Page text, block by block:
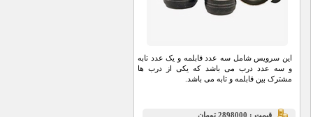
این سرویس شامل سه عدد قابلمه و یک عدد تابه
و سه عدد درب می باشد که یکی از درب ها
مشترک بین قابلمه و تابه می باشد.
قيمت : 2898000 تومان